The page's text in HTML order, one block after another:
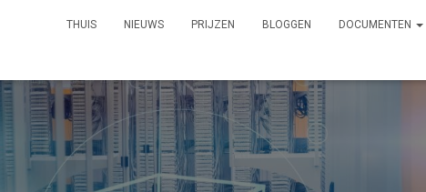
THUIS NIEUWS PRIJZEN BLOGGEN DOCUMENTEN